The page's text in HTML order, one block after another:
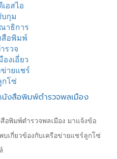
งสือพิมพ์ตำรวจพลเมือง
อพิมพ์ตำรวจพลเมือง มาแจ้งข้อ
เกี่ยวข้องกับเครือข่ายแชร์ลูกโซ่